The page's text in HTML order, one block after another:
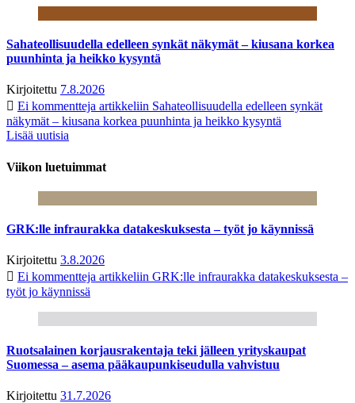
Sahateollisuudella edelleen synkät näkymät – kiusana korkea
puunhinta ja heikko kysyntä
Kirjoitettu 7.8.2026
Ei kommentteja artikkeliin Sahateollisuudella edelleen synkät
näkymät – kiusana korkea puunhinta ja heikko kysyntä
Lisää uutisia
Viikon luetuimmat
GRK:lle infraurakka datakeskuksesta – työt jo käynnissä
Kirjoitettu 3.8.2026
Ei kommentteja artikkeliin GRK:lle infraurakka datakeskuksesta –
työt jo käynnissä
Ruotsalainen korjausrakentaja teki jälleen yrityskaupat
Suomessa – asema pääkaupunkiseudulla vahvistuu
Kirjoitettu 31.7.2026